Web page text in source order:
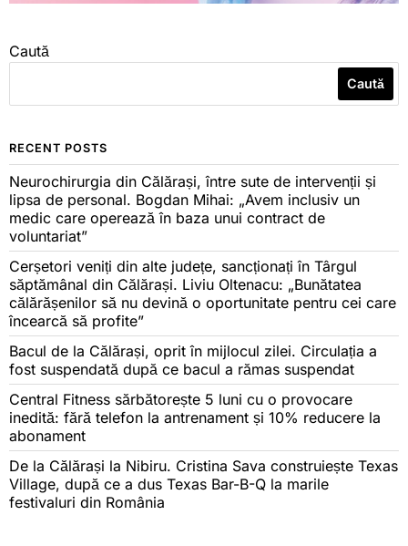
Caută
Caută
RECENT POSTS
Neurochirurgia din Călărași, între sute de intervenții și
lipsa de personal. Bogdan Mihai: „Avem inclusiv un
medic care operează în baza unui contract de
voluntariat”
Cerșetori veniți din alte județe, sancționați în Târgul
săptămânal din Călărași. Liviu Oltenacu: „Bunătatea
călărășenilor să nu devină o oportunitate pentru cei care
încearcă să profite”
Bacul de la Călărași, oprit în mijlocul zilei. Circulația a
fost suspendată după ce bacul a rămas suspendat
Central Fitness sărbătorește 5 luni cu o provocare
inedită: fără telefon la antrenament și 10% reducere la
abonament
De la Călărași la Nibiru. Cristina Sava construiește Texas
Village, după ce a dus Texas Bar-B-Q la marile
festivaluri din România